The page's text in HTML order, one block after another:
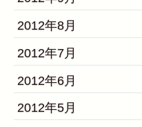
2012年8月
2012年7月
2012年6月
2012年5月